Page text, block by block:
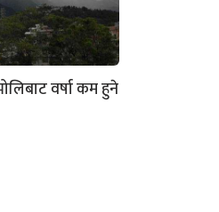
वर्षा कम हुने